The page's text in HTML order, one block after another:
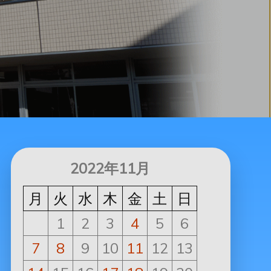
2022年11月
月
火 水 木 金 土
日
1
2 3 4 5
6
7
8 9 10 11 12 13